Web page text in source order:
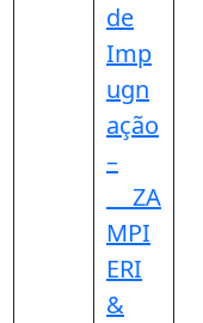
de
Imp
ugn
ação
–
ZA
MPI
ERI
&